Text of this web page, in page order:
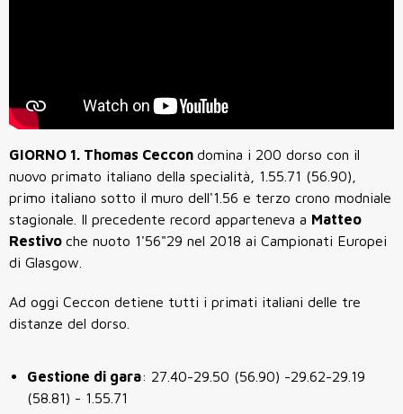
GIORNO 1. Thomas Ceccon domina i 200 dorso con il
nuovo primato italiano della specialità, 1.55.71 (56.90),
primo italiano sotto il muro dell'1.56 e terzo crono modniale
stagionale. Il precedente record apparteneva a Matteo
Restivo che nuoto 1'56"29 nel 2018 ai Campionati Europei
di Glasgow.
Ad oggi Ceccon detiene tutti i primati italiani delle tre
distanze del dorso.
Gestione di gara: 27.40-29.50 (56.90) -29.62-29.19
(58.81) - 1.55.71